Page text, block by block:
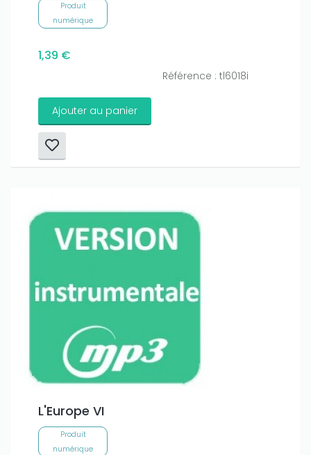
Produit
numérique
1,39 €
Référence : tl6018i
Ajouter au panier
L'Europe VI
Produit
numérique